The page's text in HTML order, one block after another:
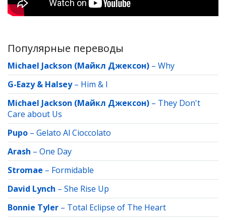
Популярные переводы
Michael Jackson (Майкл Джексон) – Why
G-Eazy & Halsey– Him & I
Michael Jackson (Майкл Джексон) – They Don't
Care about Us
Pupo – Gelato Al Cioccolato
Arash – One Day
Stromae – Formidable
David Lynch – She Rise Up
Bonnie Tyler – Total Eclipse of The Heart